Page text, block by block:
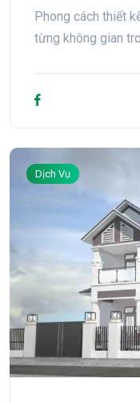
Phong cách thiết
từng không gian
Dịch Vụ